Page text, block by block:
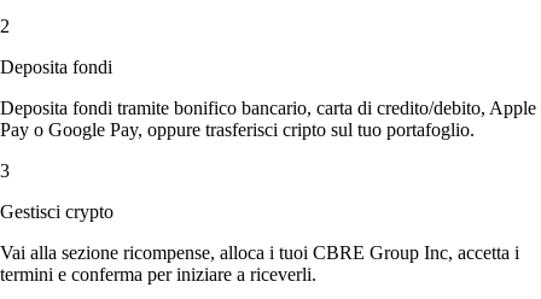
2
Deposita fondi
Deposita fondi tramite bonifico bancario, carta di credito/debito, Apple
Pay o Google Pay, oppure trasferisci cripto sul tuo portafoglio.
3
Gestisci crypto
Vai alla sezione ricompense, alloca i tuoi CBRE Group Inc, accetta i
termini e conferma per iniziare a riceverli.